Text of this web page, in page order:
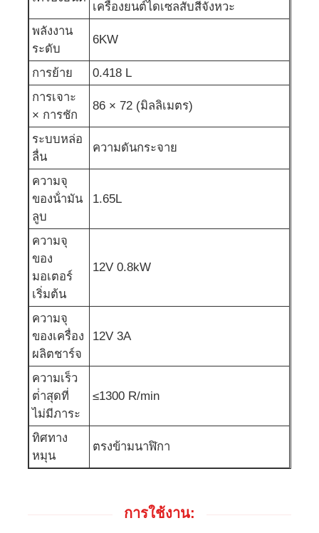
ชุดเครื่องกำเนิดเสียง
เครื่องกำเนิดไฟฟ้าสำหรับใช้ในบ้าน
ชุดเครื่องสร้างหลังคา
เครื่องผลิตเสียงต่ํา
การบำรุงรักษาเครื่องกำเนิดไฟฟ้า
ชุดเครื่องกำเนิดไฟฟ้าเชื่อม
เครื่องยนต์ดีเซลเจเนอเรเตอร์
ปั๊มน้ำเสีย
เครื่องยนต์ไดเซลสับสี่จังหวะ
พลังงาน
ระดับ
6KW
การย้าย
0.418 L
การเจาะ
× การชัก
86 × 72 (มิลลิเมตร)
ระบบหล่อ
ลื่น
ความดันกระจาย
ความจุ
ของน้ํามัน
ลูบ
1.65L
ความจุ
ของ
มอเตอร์
เริ่มต้น
12V 0.8kW
ความจุ
ของเครื่อง
ผลิตชาร์จ
12V 3A
ความเร็ว
ต่ําสุดที่
ไม่มีภาระ
≤1300 R/min
ทิศทาง
หมุน
ตรงข้ามนาฬิกา
การใช้งาน: